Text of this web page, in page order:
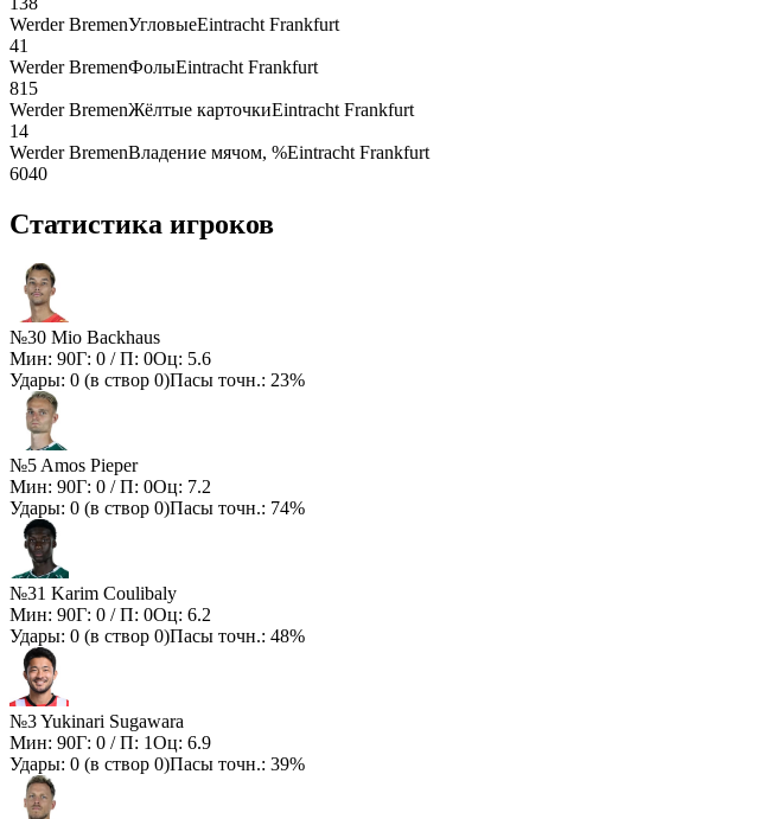
Werder BremenУгловыеEintracht Frankfurt
41
Werder BremenФолыEintracht Frankfurt
815
Werder BremenЖёлтые карточкиEintracht Frankfurt
14
Werder BremenВладение мячом, %Eintracht Frankfurt
6040
Статистика игроков
№30 Mio Backhaus
Мин: 90Г: 0 / П: 0Оц: 5.6
Удары: 0 (в створ 0)Пасы точн.: 23%
№5 Amos Pieper
Мин: 90Г: 0 / П: 0Оц: 7.2
Удары: 0 (в створ 0)Пасы точн.: 74%
№31 Karim Coulibaly
Мин: 90Г: 0 / П: 0Оц: 6.2
Удары: 0 (в створ 0)Пасы точн.: 48%
№3 Yukinari Sugawara
Мин: 90Г: 0 / П: 1Оц: 6.9
Удары: 0 (в створ 0)Пасы точн.: 39%